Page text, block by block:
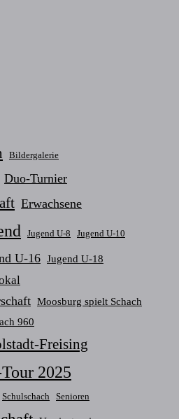
Bildergalerie
Duo-Turnier
Erwachsene
Jugend U-8 Jugend U-10
U-16 Jugend U-18
Moosburg spielt Schach
960
Freising
2025
Schulschach Senioren